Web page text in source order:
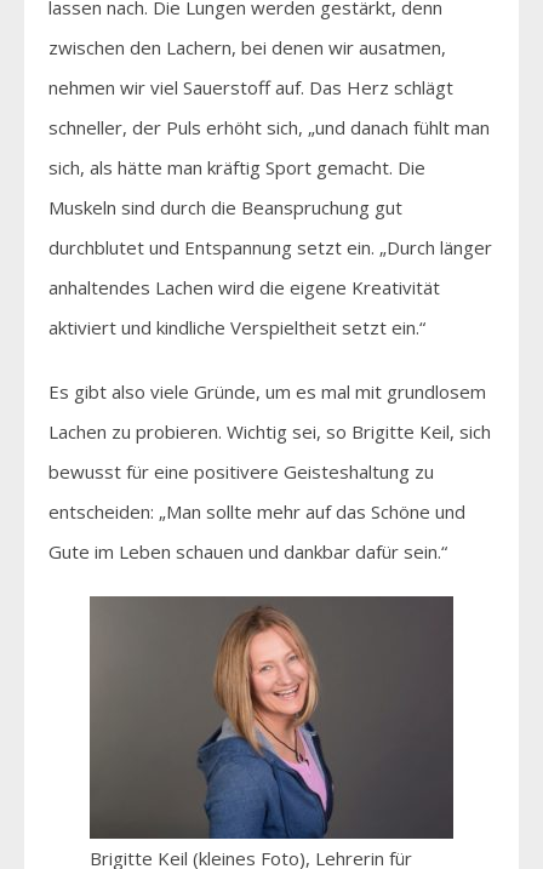
lassen nach. Die Lungen werden gestärkt, denn
zwischen den Lachern, bei denen wir ausatmen,
nehmen wir viel Sauerstoff auf. Das Herz schlägt
schneller, der Puls erhöht sich, „und danach fühlt man
sich, als hätte man kräftig Sport gemacht. Die
Muskeln sind durch die Beanspruchung gut
durchblutet und Entspannung setzt ein. „Durch länger
anhaltendes Lachen wird die eigene Kreativität
aktiviert und kindliche Verspieltheit setzt ein.“
Es gibt also viele Gründe, um es mal mit grundlosem
Lachen zu probieren. Wichtig sei, so Brigitte Keil, sich
bewusst für eine positivere Geisteshaltung zu
entscheiden: „Man sollte mehr auf das Schöne und
Gute im Leben schauen und dankbar dafür sein.“
Brigitte Keil (kleines Foto), Lehrerin für